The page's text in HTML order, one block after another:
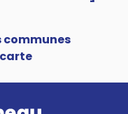
communes